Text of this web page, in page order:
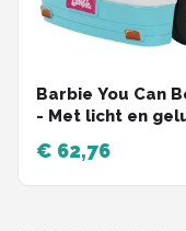
Barbie You Can
- Met licht en
€ 62,76